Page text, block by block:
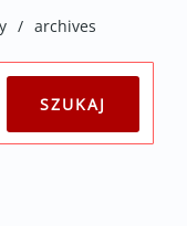
/ archives